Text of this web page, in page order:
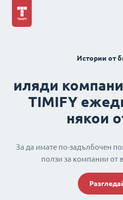
Истории от
иляди
TIMIFY
някои
За да имате по-задълбочен
ползи за компании от